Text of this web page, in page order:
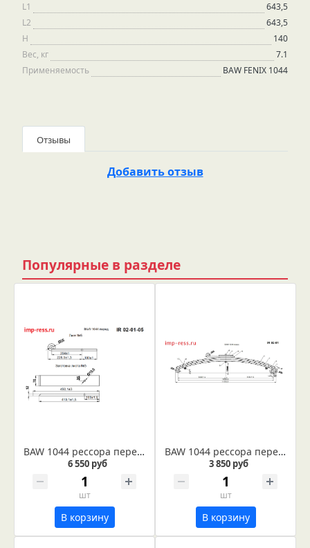
L1
643,5
L2
643,5
H
140
Вес, кг
7.1
Применяемость
BAW FENIX 1044
Отзывы
Добавить отзыв
Популярные в разделе
BAW 1044 рессора передняя лист № 5 (Арт. IR 02-01-05)
6 550 руб
шт
В корзину
BAW 1044 рессора передняя лист № 3 (Арт. IR 02-01-03)
3 850 руб
шт
В корзину